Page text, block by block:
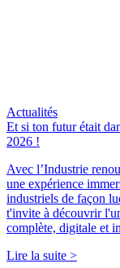
Actualités
Et si ton futur était
2026 !
Avec l’Industrie
une expérience
industriels de façon
t'invite à découvrir
complète, digitale et
Lire la suite >